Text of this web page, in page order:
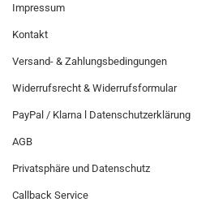
Impressum
Kontakt
Versand- & Zahlungsbedingungen
Widerrufsrecht & Widerrufsformular
PayPal / Klarna l Datenschutzerklärung
AGB
Privatsphäre und Datenschutz
Callback Service